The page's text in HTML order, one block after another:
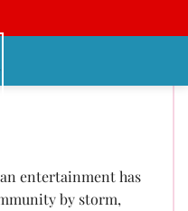
World of
entertainment has
by storm,